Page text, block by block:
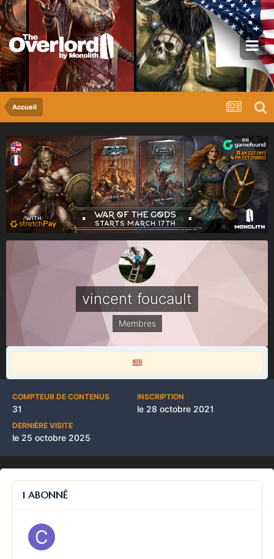
Accueil
vincent foucault
Membres
COMPTEUR DE CONTENUS
31
INSCRIPTION
le 28 octobre 2021
DERNIÈRE VISITE
le 25 octobre 2025
1 ABONNÉ